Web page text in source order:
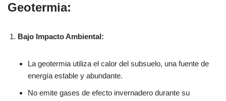
Geotermia:
Bajo Impacto Ambiental:
La geotermia utiliza el calor del subsuelo, una fuente de
energía estable y abundante.
No emite gases de efecto invernadero durante su